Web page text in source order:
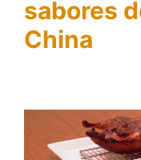
sabores
China